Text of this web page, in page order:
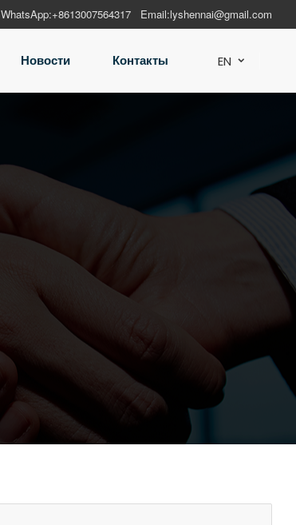
WhatsApp:+8613007564317 Email:lyshennai@gmail.com
Новости Контакты EN 